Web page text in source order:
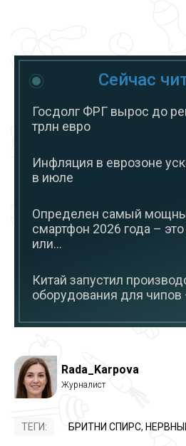
Сейчас
Госдолг ФРГ вырос до
трлн евро
Инфляция в еврозоне
в июле
Определен самый
смартфон 2026 года –
или...
Китай запустил
оборудования для
Rada_Karpova
ТЕГИ: БРИТНИ СПИРС,